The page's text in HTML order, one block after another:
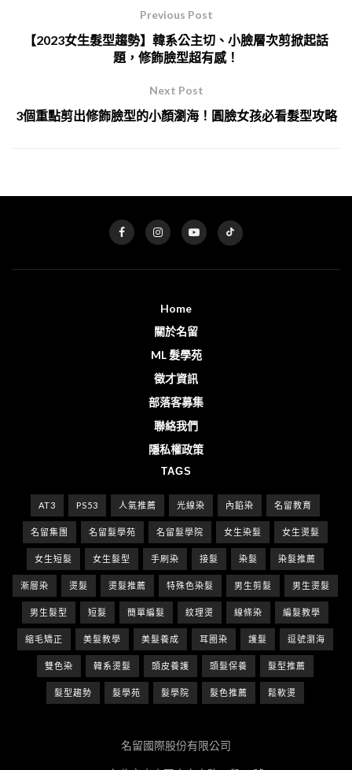
Previous Post
【2023女生髮型趨勢】韓系公主切、小臉層次剪掀起話
題，修飾臉型超有感！
Next Post
3個重點剪出修飾臉型的小顏瀏海！圓臉女孩必看髮型攻略
Home
關於名留
ML 髮學苑
徵才資訊
部落客募集
聯絡我們
隱私權政策
TAGS
AT3 PS53 人氣推薦 光線染 內餡染 名留教育
名留集團 名留髮學苑 名留髮學院 女生染髮 女生燙髮
女生短髮 女生髮型 手刷染 接髮 染髮 染髮推薦
漸層染 燙髮 燙髮推薦 特殊色染髮 男生剪髮 男生燙髮
男生髮型 短髮 簡單編髮 紋理燙 線條染 編髮教學
縮毛矯正 美髮教學 美髮養成 耳圈染 護髮 逗號瀏海
雙色染 韓系燙髮 頭皮養護 頭髮保養 髮型推薦
髮型趨勢 髮學苑 髮學院 髮色推薦 鬆軟燙
名留國際股份有限公司